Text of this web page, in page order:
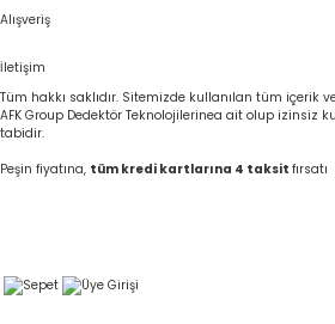
Alışveriş
İletişim
Tüm hakkı saklıdır. Sitemizde kullanılan tüm içerik
AFK Group Dedektör Teknolojilerinea ait olup izinsiz
tabidir.
Peşin fiyatına, tüm kredi kartlarına 4 taksit fırsatı